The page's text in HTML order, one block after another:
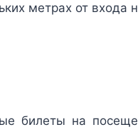
метрах от входа
билеты на